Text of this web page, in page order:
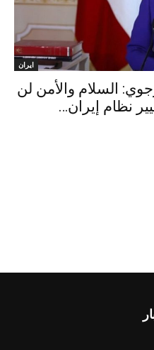
ایران
السلام والأمن لن
نظام إيران…